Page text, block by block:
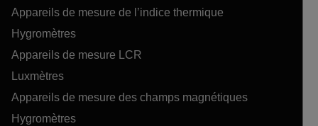
Appareils de mesure de l’indice thermique
Hygromètres
Appareils de mesure LCR
Luxmètres
Appareils de mesure des champs magnétiques
Hygromètres